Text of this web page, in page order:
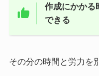
作成にかかる
できる
その分の時間と労力を